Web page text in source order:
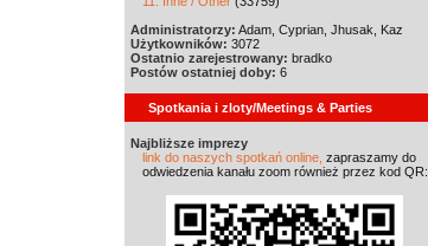
Administratorzy: Adam, Cyprian, Jhusak, Kaz
Użytkowników: 3072
Ostatnio zarejestrowany: bradko
Postów ostatniej doby: 6
Spotkania i zloty/Meetings & Parties
Najbliższe imprezy
link do naszych spotkań online, zapraszamy do
odwiedzenia kanału zoom również przez kod QR: